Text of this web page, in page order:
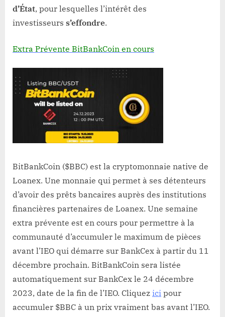
d’État, pour lesquelles l’intérêt des
investisseurs s’effondre.
Extra Prévente BitBankCoin en cours
BitBankCoin ($BBC) est la cryptomonnaie native de
Loanex. Une monnaie qui permet à ses détenteurs
d’avoir des prêts bancaires auprès des institutions
financières partenaires de Loanex. Une semaine
extra prévente est en cours pour permettre à la
communauté d’accumuler le maximum de pièces
avant l’IEO qui démarre sur BankCex à partir du 11
décembre prochain. BitBankCoin sera listée
automatiquement sur BankCex le 24 décembre
2023, date de la fin de l’IEO. Cliquez ici pour
accumuler $BBC à un prix vraiment bas avant l’IEO.